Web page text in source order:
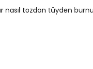
nasıl tozdan tüyden burnu